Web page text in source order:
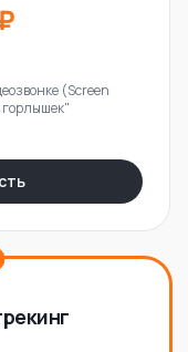
(Screen
горлышек"